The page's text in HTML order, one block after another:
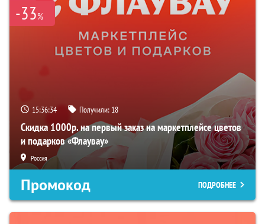
-33%
15:36:33 Получили: 18
Скидка 1000р. на первый заказ на маркетплейсе цветов
и подарков «Флаувау»
Россия
Промокод ПОДРОБНЕЕ